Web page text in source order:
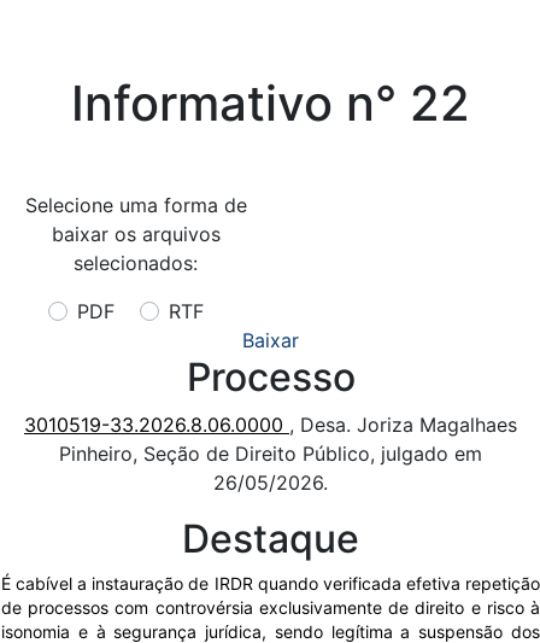
Informativo n° 22
Selecione uma forma de
baixar os arquivos
selecionados:
PDF
RTF
Baixar
Processo
3010519-33.2026.8.06.0000 , Desa. Joriza Magalhaes
Pinheiro, Seção de Direito Público, julgado em
26/05/2026.
Destaque
É cabível a instauração de IRDR quando verificada efetiva repetição
de processos com controvérsia exclusivamente de direito e risco à
isonomia e à segurança jurídica, sendo legítima a suspensão dos